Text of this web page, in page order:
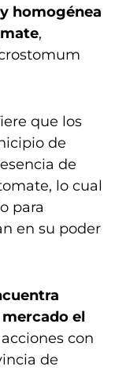
homogénea
,
que los
de
de
lo cual
para
en su poder
el
con
de